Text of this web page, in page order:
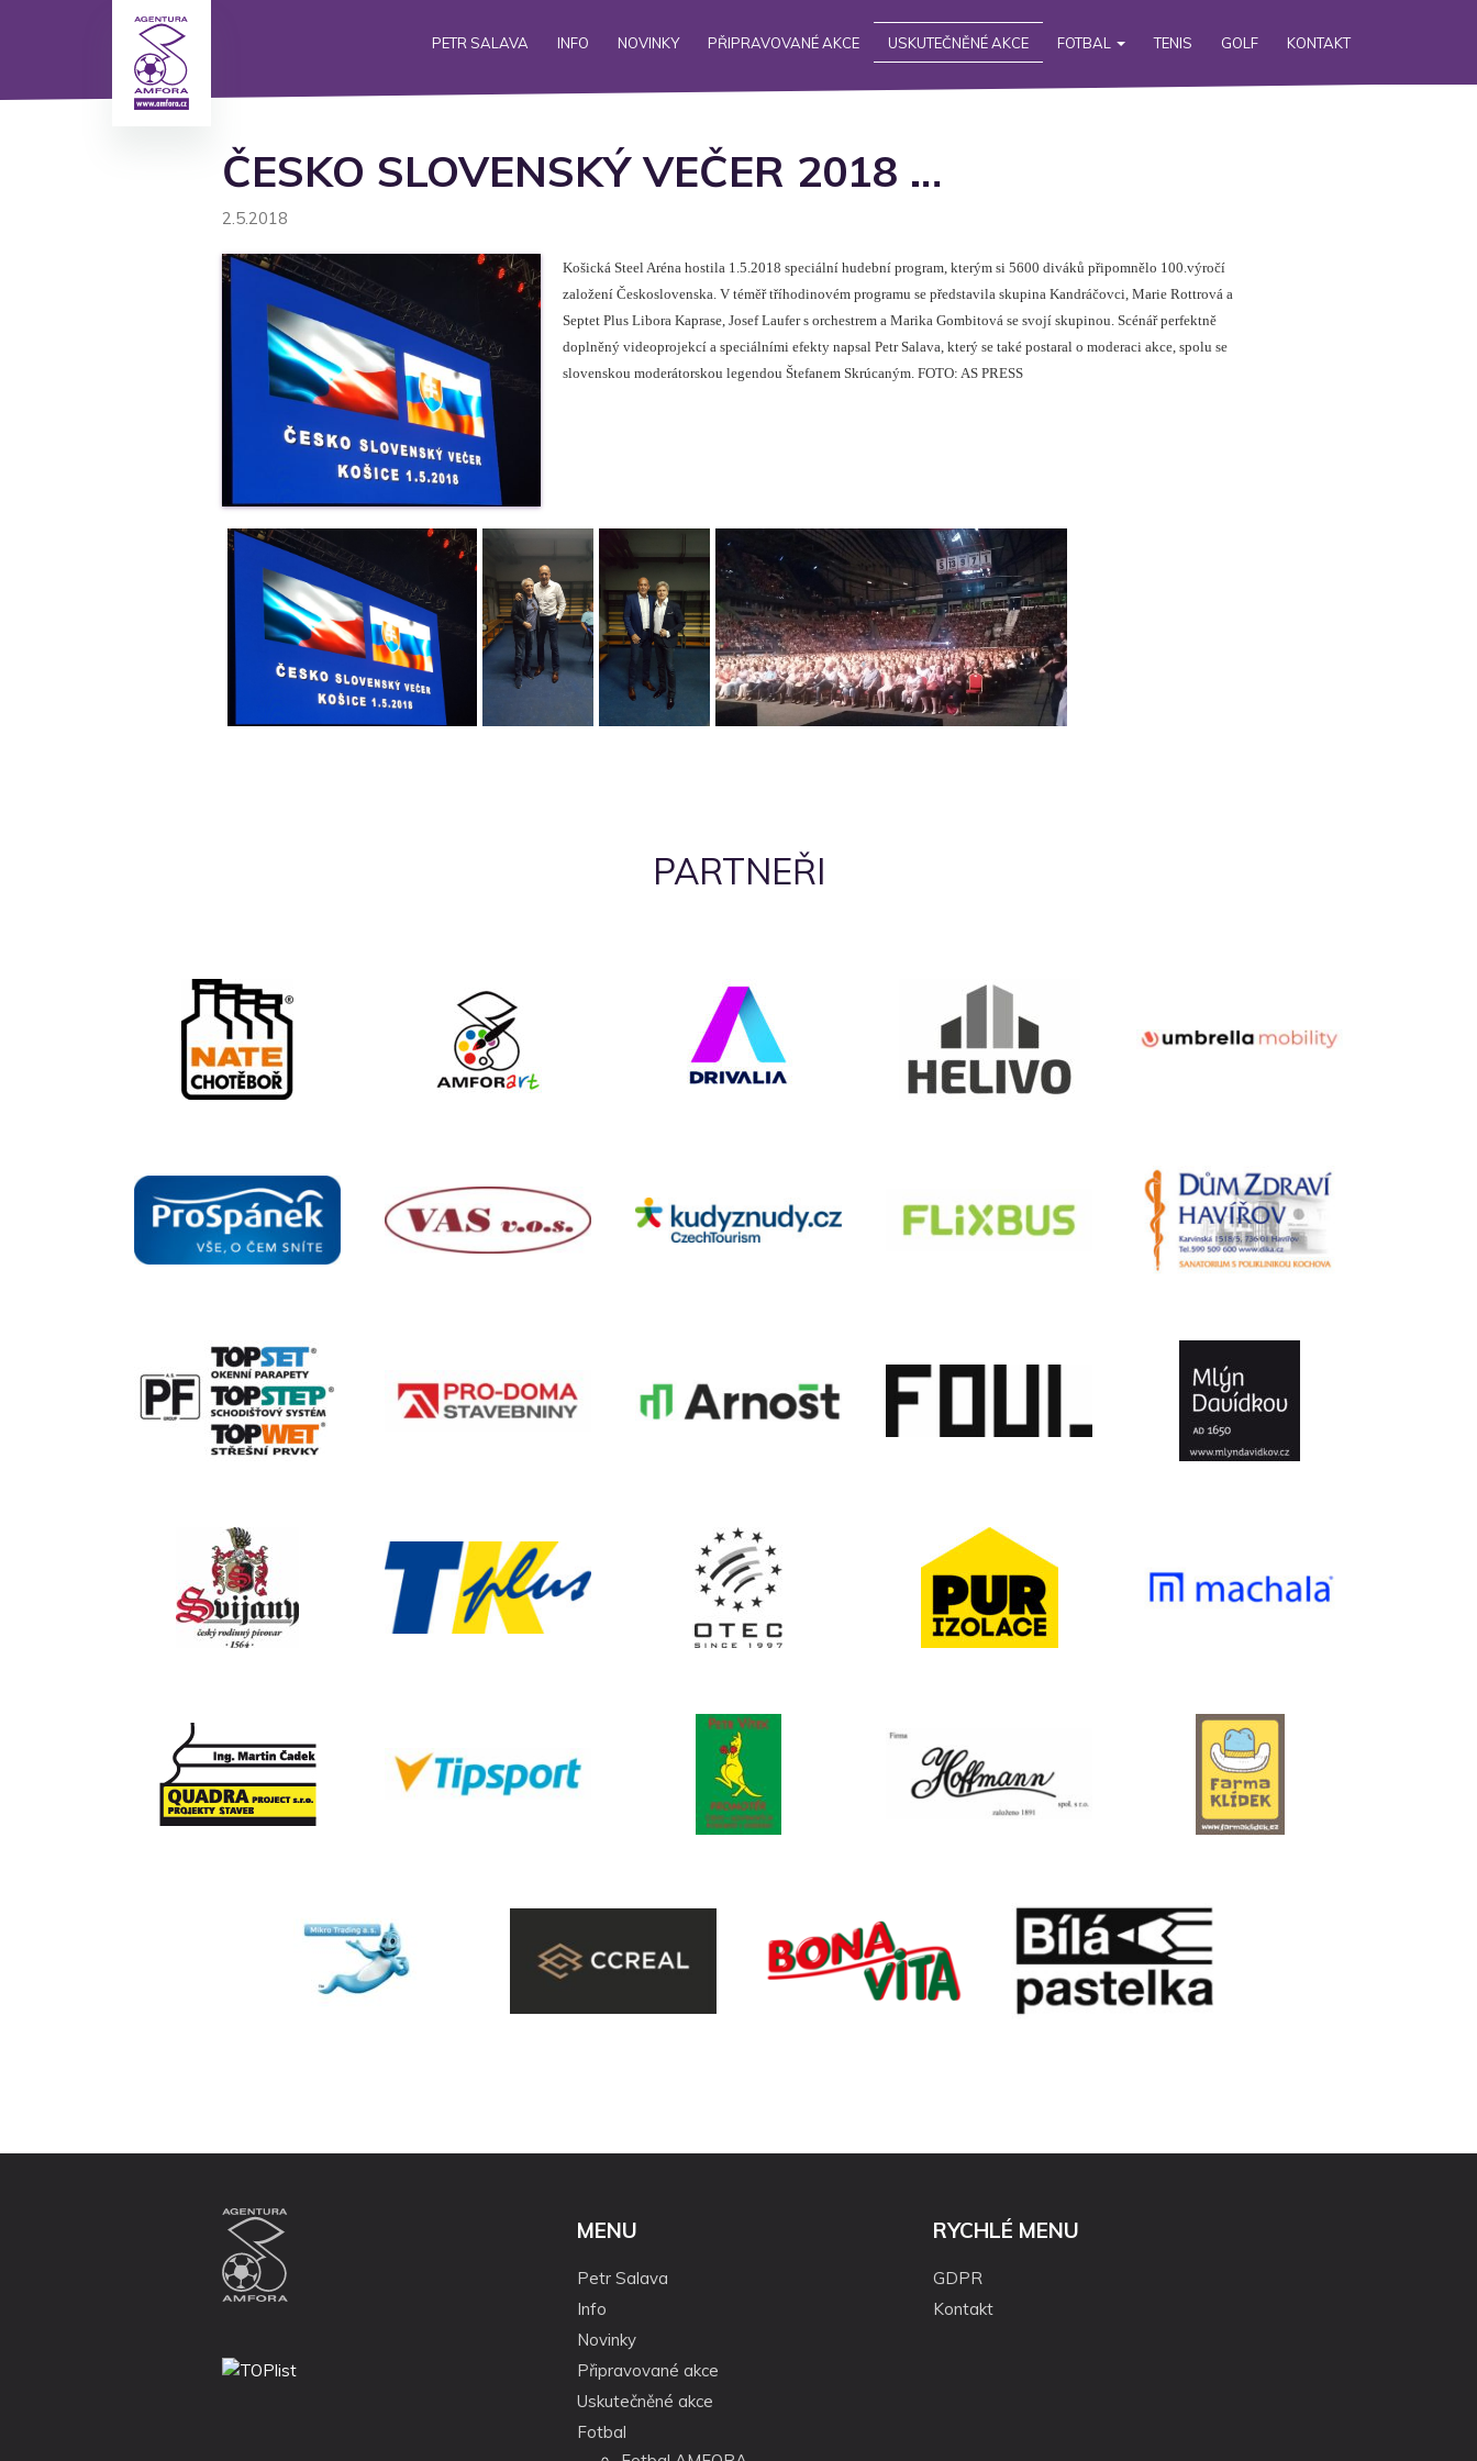
PETR SALAVA INFO NOVINKY PŘIPRAVOVANÉ AKCE USKUTEČNĚNÉ AKCE FOTBAL TENIS GOLF KONTAKT
ČESKO SLOVENSKÝ VEČER 2018 …
2.5.2018
Košická Steel Aréna hostila 1.5.2018 speciální hudební program, kterým si 5600 diváků připomnělo 100.výročí
založení Československa. V téměř tříhodinovém programu se představila skupina Kandráčovci, Marie Rottrová a
Septet Plus Libora Kaprase, Josef Laufer s orchestrem a Marika Gombitová se svojí skupinou. Scénář perfektně
doplněný videoprojekcí a speciálními efekty napsal Petr Salava, který se také postaral o moderaci akce, spolu se
slovenskou moderátorskou legendou Štefanem Skrúcaným. FOTO: AS PRESS
PARTNEŘI
MENU
Petr Salava
Info
Novinky
Připravované akce
Uskutečněné akce
Fotbal
RYCHLÉ MENU
GDPR
Kontakt